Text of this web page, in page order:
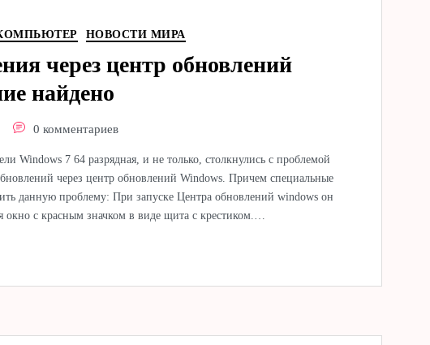
НОВОСТИ МИРА
через центр обновлений
найдено
0 комментариев
Windows 7 64 разрядная, и не только, столкнулись с проблемой
через центр обновлений Windows. Причем специальные
данную проблему: При запуске Центра обновлений windows он
окно с красным значком в виде щита с крестиком.…